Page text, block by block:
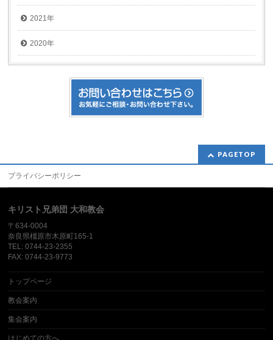
2021年
2020年
PAGETOP
プライバシーポリシー
キリスト兄弟団 大和教会
〒634-0004
奈良県橿原市木原町165-1
TEL: 0744-23-2355
FAX: 0744-23-9773
トップページ
教会案内
集会案内
はじめての方へ